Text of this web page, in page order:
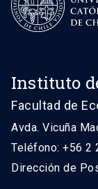
Instituto
Facultad de
Avda. Vicuña
Teléfono: +56 2
Dirección de